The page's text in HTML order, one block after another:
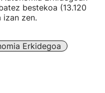
bestekoa (13.120
izan zen.
Erkidegoa